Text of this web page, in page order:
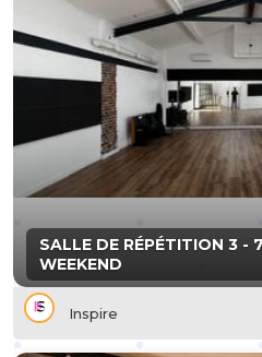
SALLE DE RÉPÉTITION 3 -
WEEKEND
Inspire